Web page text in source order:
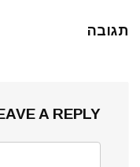
תגובה
A REPLY